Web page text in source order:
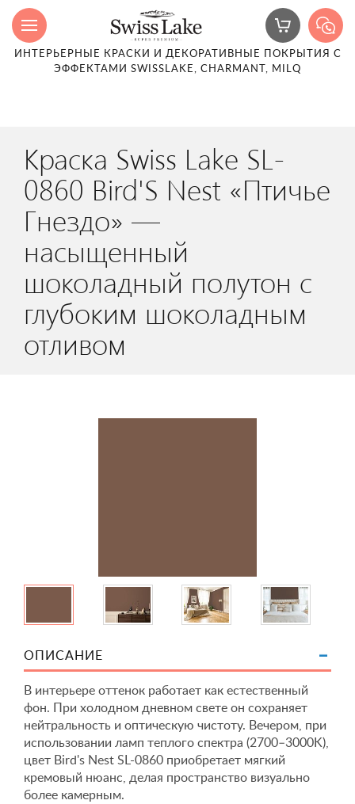
ИНТЕРЬЕРНЫЕ КРАСКИ И ДЕКОРАТИВНЫЕ ПОКРЫТИЯ С
ЭФФЕКТАМИ SWISSLAKE, CHARMANT, MILQ
Краска Swiss Lake SL-
0860 Bird'S Nest «Птичье
Гнездо» —
насыщенный
шоколадный полутон с
глубоким шоколадным
отливом
ОПИСАНИЕ
В интерьере оттенок работает как естественный
фон. При холодном дневном свете он сохраняет
нейтральность и оптическую чистоту. Вечером, при
использовании ламп теплого спектра (2700–3000K),
цвет Bird's Nest SL-0860 приобретает мягкий
кремовый нюанс, делая пространство визуально
более камерным.